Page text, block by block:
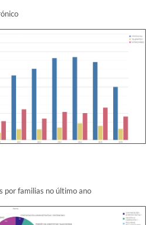
por familias no último ano